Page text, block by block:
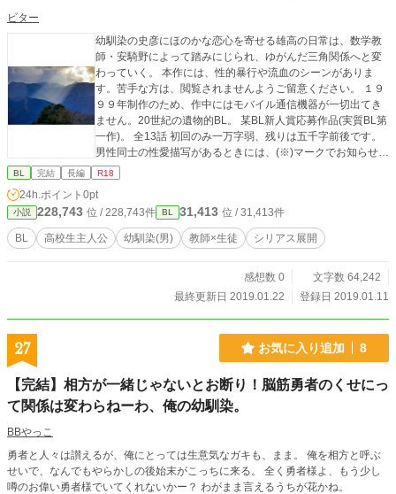
ビター
幼馴染の史彦にほのかな恋心を寄せる雄高の日常は、数学教
師・安騎野によって踏みにじられ、ゆがんだ三角関係へと変
わっていく。 本作には、性的暴行や流血のシーンがありま
す。苦手な方は、閲覧されませんようご留意ください。 １９
９９年制作のため、作中にはモバイル通信機器が一切出てき
ません。20世紀の遺物的BL。 某BL新人賞応募作品(実質BL第
一作)。 全13話 初回のみ一万字弱、残りは五千字前後です。
男性同士の性愛描写があるときには、(※)マークでお知らせし
ます。
BL 完結 長編 R18
24h.ポイント 0pt
小説 228,743 位 / 228,743件 BL 31,413 位 / 31,413件
BL 高校生主人公 幼馴染(男) 教師×生徒 シリアス展開
感想数 0
文字数 64,242
最終更新日 2019.01.22
登録日 2019.01.11
27 お気に入り追加 8
【完結】相方が一緒じゃないとお断り！脳筋勇者のくせにっ
て関係は変わらねーわ、俺の幼馴染。
BBやっこ
勇者と人々は讃えるが、俺にとっては生意気なガキも、まま。 俺を相方と呼ぶ
せいで、なんでもやらかしの後始末がこっちに来る。 全く勇者様よ、もう少し
噂のお偉い勇者様でいてくれないかー？ わがまま言えるうちが花かね。